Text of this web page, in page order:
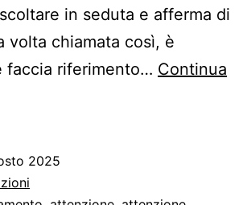
in seduta e afferma di
volta chiamata così, è
faccia riferimento… Continua
2025